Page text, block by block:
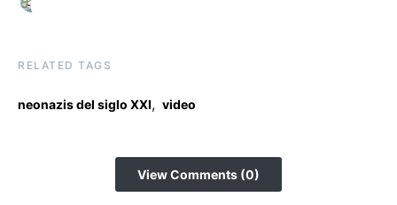
RELATED TAGS
neonazis del siglo XXI, video
View Comments (0)